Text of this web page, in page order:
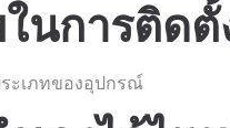
นการติด
ะเภทของอุปกรณ์